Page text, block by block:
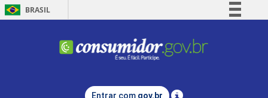
BRASIL
Comunica BR
Entrar com gov.br